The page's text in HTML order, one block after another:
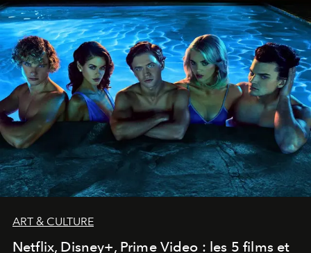
ART & CULTURE
Netflix, Disney+, Prime Video : les 5 films et